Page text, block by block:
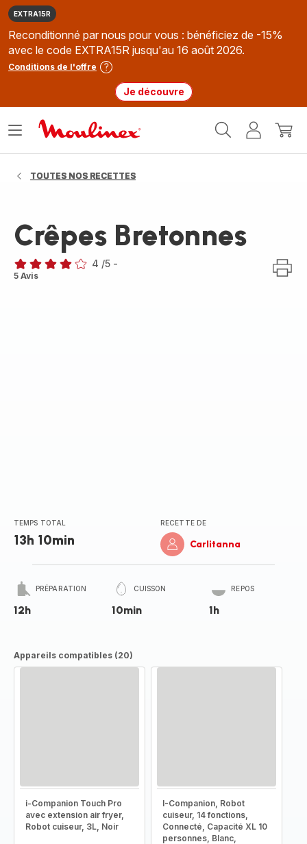
EXTRA15R
Reconditionné par nous pour vous : bénéficiez de -15%
avec le code EXTRA15R jusqu'au 16 août 2026.
Conditions de l'offre
Je découvre
MonMon
Ouvrir
TOUTES NOS RECETTES
Crêpes Bretonnes
Avis
4 /5 -
5 Avis
TEMPS TOTAL
13h 10min
RECETTE DE
Carlitanna
PRÉPARATION
12h
CUISSON
10min
REPOS
1h
Appareils compatibles (20)
i-Companion Touch Pro
avec extension air fryer,
Robot cuiseur, 3L, Noir
I-Companion, Robot
cuiseur, 14 fonctions,
Connecté, Capacité XL 10
personnes, Blanc,